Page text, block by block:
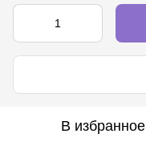
В избранное